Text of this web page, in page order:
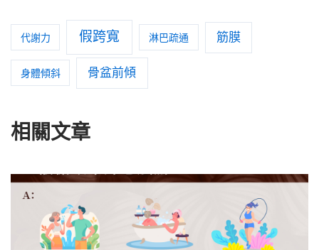
代謝力 假跨寬 淋巴疏通 筋膜
身體傾斜 骨盆前傾
相關文章